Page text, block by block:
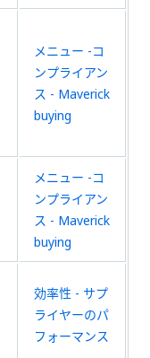
メニュー -コ
ンプライアン
ス - Maverick
buying
メニュー -コ
ンプライアン
ス - Maverick
buying
効率性 - サプ
ライヤーのパ
フォーマンス